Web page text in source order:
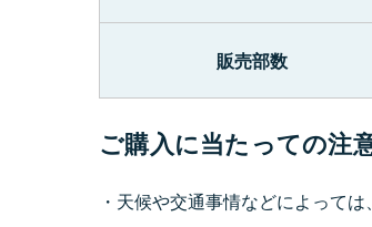
販売部数
ご購入に当たっての注
天候や交通事情などによって